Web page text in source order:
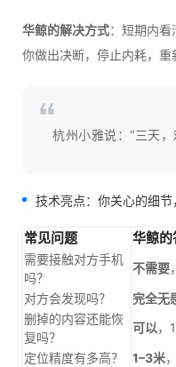
华鲸的解决方式：短期内
你做出决断，停止内耗，重
杭州小雅说：“三天
技术亮点：你关心的细
常见问题 华鲸的
需要接触对方手机
吗？
不需要
对方会发现吗？
完全无
删掉的内容还能恢
复吗？
可以，
定位精度有多高？
1–3米